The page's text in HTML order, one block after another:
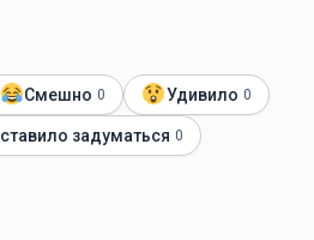
Смешно 0 Удивило 0
задуматься 0